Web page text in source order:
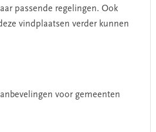
passende regelingen. Ook
vindplaatsen verder kunnen
voor gemeenten